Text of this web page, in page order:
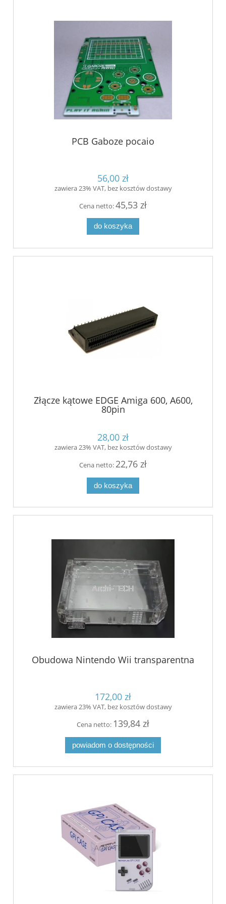
PCB Gaboze pocaio
56,00 zł
zawiera 23% VAT, bez kosztów dostawy
Cena netto:45,53 zł
do koszyka
Złącze kątowe EDGE Amiga 600, A600,
80pin
28,00 zł
zawiera 23% VAT, bez kosztów dostawy
Cena netto: 22,76 zł
do koszyka
Obudowa Nintendo Wii transparentna
172,00 zł
zawiera 23% VAT, bez kosztów dostawy
Cena netto: 139,84 zł
powiadom o dostępności